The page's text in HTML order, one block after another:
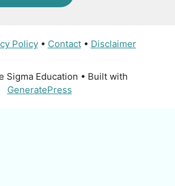
Policy• Contact• Disclaimer
Sigma Education • Built with
GeneratePress